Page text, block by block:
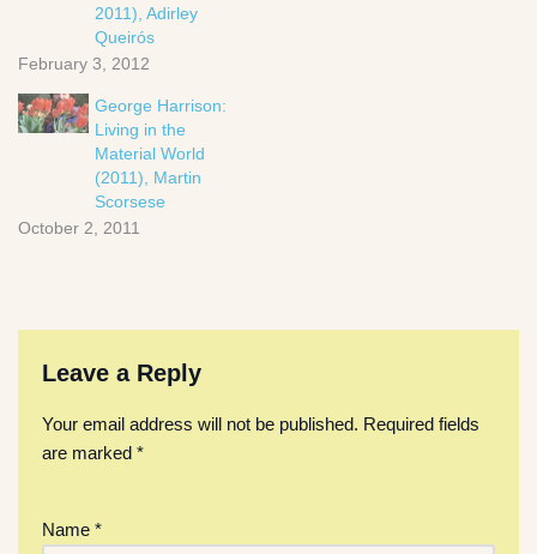
2011), Adirley
Queirós
February 3, 2012
George Harrison:
Living in the
Material World
(2011), Martin
Scorsese
October 2, 2011
Leave a Reply
Your email address will not be published. Required fields
are marked *
Name *